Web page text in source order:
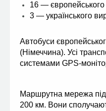
16 —
3 — українського
Автобуси
(Німеччина). Усі
системами GPS-
Маршрутна мережа
200 км. Вони